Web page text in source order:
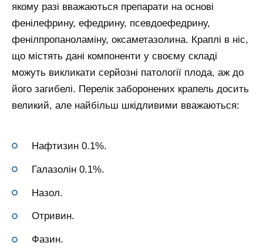
якому разі вважаються препарати на основі
фенілефрину, ефедрину, псевдоефедрину,
фенілпропаноламіну, оксаметазолина. Краплі в ніс,
що містять дані компоненти у своєму складі
можуть викликати серйозні патології плода, аж до
його загибелі. Перелік заборонених крапель досить
великий, але найбільш шкідливими вважаються:
Нафтизин 0.1%.
Галазолін 0.1%.
Назол.
Отривин.
Фазин.